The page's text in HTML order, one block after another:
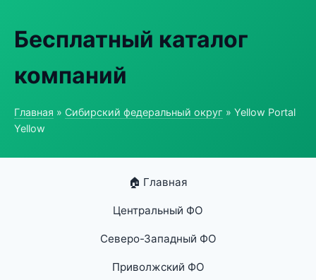
Бесплатный каталог
компаний
Главная » Сибирский федеральный округ » Yellow Portal
Yellow
🏠 Главная
Центральный ФО
Северо-Западный ФО
Приволжский ФО